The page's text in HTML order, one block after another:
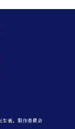
者。製作委員会